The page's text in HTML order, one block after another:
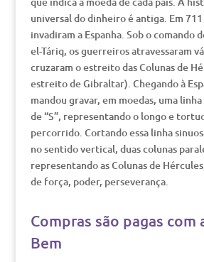
universal do dinheiro é antiga. Em 711
invadiram a Espanha. Sob o comando
el-Táriq, os guerreiros atravessaram
cruzaram o estreito das Colunas de
estreito de Gibraltar). Chegando à
mandou gravar, em moedas, uma
de “S”, representando o longo e
percorrido. Cortando essa linha
no sentido vertical, duas colunas
representando as Colunas de
de força, poder, perseverança.
Compras são pagas com
Bem